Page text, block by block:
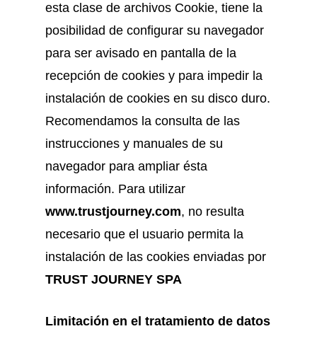
esta clase de archivos Cookie, tiene la
posibilidad de configurar su navegador
para ser avisado en pantalla de la
recepción de cookies y para impedir la
instalación de cookies en su disco duro.
Recomendamos la consulta de las
instrucciones y manuales de su
navegador para ampliar ésta
información. Para utilizar
www.trustjourney.com, no resulta
necesario que el usuario permita la
instalación de las cookies enviadas por
TRUST JOURNEY SPA
Limitación en el tratamiento de datos